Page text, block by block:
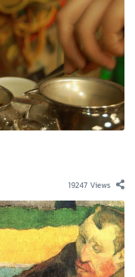
19247 Views